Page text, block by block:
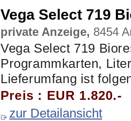
Vega Select 719
private Anzeige, 8454
Vega Select 719
Programmkarten,
Lieferumfang ist
Preis : EUR 1.820.-
zur Detailansicht